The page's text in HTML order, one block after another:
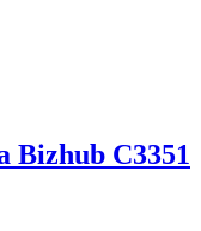
Bizhub C3351